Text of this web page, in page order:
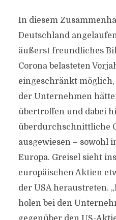
In diesem
Deutschland
äußerst freundliches
Corona belasteten
eingeschränkt
der Unternehmen
übertroffen und dabei
überdurchschnittliche
ausgewiesen – sowohl
Europa. Greisel sieht
europäischen Aktien
der USA heraustreten.
holen bei den